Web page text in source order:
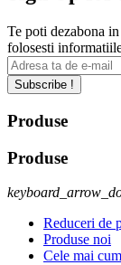
Te poti dezabona
folosesti
Subscribe !
Produse
Produse
Reduceri de
Produse noi
Cele mai